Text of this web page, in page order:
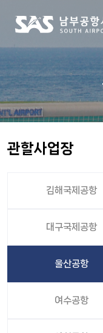
관할사업장
김해국제공항
대구국제공항
울산공항
여수공항